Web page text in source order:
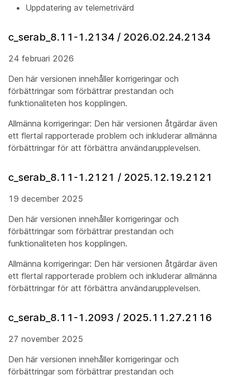
Uppdatering av telemetrivärd
c_serab_8.11-1.2134 / 2026.02.24.2134
24 februari 2026
Den här versionen innehåller korrigeringar och
förbättringar som förbättrar prestandan och
funktionaliteten hos kopplingen.
Allmänna korrigeringar: Den här versionen åtgärdar även
ett flertal rapporterade problem och inkluderar allmänna
förbättringar för att förbättra användarupplevelsen.
c_serab_8.11-1.2121 / 2025.12.19.2121
19 december 2025
Den här versionen innehåller korrigeringar och
förbättringar som förbättrar prestandan och
funktionaliteten hos kopplingen.
Allmänna korrigeringar: Den här versionen åtgärdar även
ett flertal rapporterade problem och inkluderar allmänna
förbättringar för att förbättra användarupplevelsen.
c_serab_8.11-1.2093 / 2025.11.27.2116
27 november 2025
Den här versionen innehåller korrigeringar och
förbättringar som förbättrar prestandan och